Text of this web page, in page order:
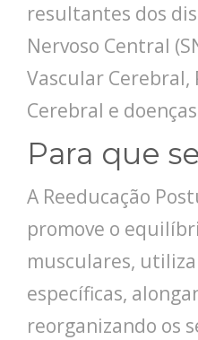
resultantes dos
Nervoso Central
Vascular Cerebral,
Cerebral e
Para que
A Reeducação
promove o
musculares,
específicas,
reorganizando os